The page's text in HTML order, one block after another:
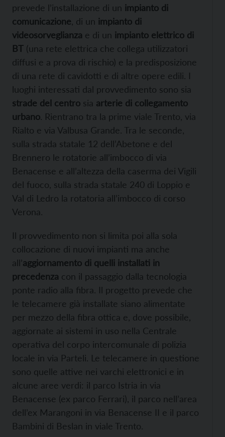
prevede l’installazione di un impianto di
comunicazione , di un impianto di
videosorveglianza e di un impianto elettrico di
BT (una rete elettrica che collega utilizzatori
diffusi e a prova di rischio) e la predisposizione
di una rete di cavidotti e di altre opere edili. I
luoghi interessati dal provvedimento sono sia
strade del centro sia arterie di collegamento
urbano. Rientrano tra la prime viale Trento, via
Rialto e via Valbusa Grande. Tra le seconde,
sulla strada statale 12 dell’Abetone e del
Brennero le rotatorie all’imbocco di via
Benacense e all’altezza della caserma dei Vigili
del fuoco, sulla strada statale 240 di Loppio e
Val di Ledro la rotatoria all’imbocco di corso
Verona.
Il provvedimento non si limita poi alla sola
collocazione di nuovi impianti ma anche
all’aggiornamento di quelli installati in
precedenza con il passaggio dalla tecnologia
ponte radio alla fibra. Il progetto prevede che
le telecamere già installate siano alimentate
per mezzo della fibra ottica e, dove possibile,
aggiornate ai sistemi in uso nella Centrale
operativa del corpo intercomunale di polizia
locale in via Parteli. Le telecamere in questione
sono quelle attive nei varchi elettronici e in
alcune aree verdi: il parco Istria in via
Benacense (ex parco Ferrari), il parco nell’area
dell’ex Marangoni in via Benacense II e il parco
Bambini di Beslan in viale Trento.